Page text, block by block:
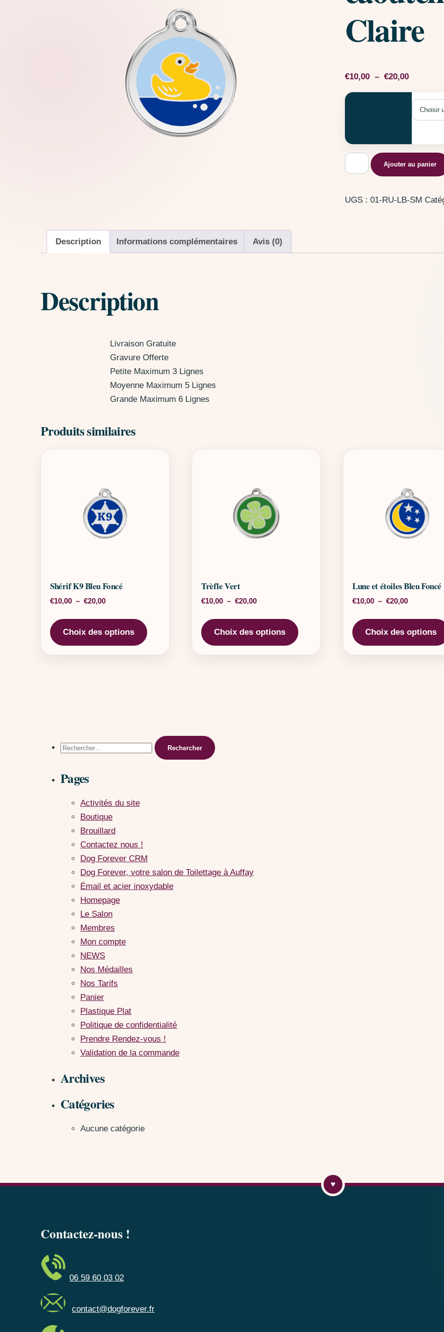
Claire
€10,00 – €20,00Plage de
quantité de Canard en
Ajouter au panier
UGS : 01-RU-LB-SM
Description Informations complémentaires Avis (0)
Description
Livraison Gratuite
Gravure Offerte
Petite Maximum 3 Lignes
Moyenne Maximum 5 Lignes
Grande Maximum 6 Lignes
Produits similaires
Shérif K9 Bleu Foncé
€10,00 – €20,00Plage de prix : €10,00 à €20,00
Choix des options
Ce produit a plusieurs variations. Les options peuvent être choisies sur la page
Trèfle Vert
€10,00 – €20,00Plage de prix : €10,00 à €20,00
Choix des options
Ce produit a plusieurs variations. Les
Lune et étoiles Bleu Foncé
€10,00 – €20,00Plage de
Choix des options
Rechercher :
Pages
Activités du site
Boutique
Brouillard
Contactez nous !
Dog Forever CRM
Dog Forever, votre salon de Toilettage à Auffay
Émail et acier inoxydable
Homepage
Le Salon
Membres
Mon compte
NEWS
Nos Médailles
Nos Tarifs
Panier
Plastique Plat
Politique de confidentialité
Prendre Rendez-vous !
Validation de la commande
Archives
Catégories
Aucune catégorie
Contactez-nous !
06 59 60 03 02
contact@dogforever.fr